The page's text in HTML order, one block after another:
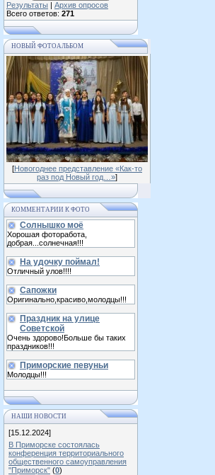
Результаты | Архив опросов
Всего ответов: 271
НОВЫЙ ФОТОАЛЬБОМ
[Новогоднее представление «Как-то
раз под Новый год…»]
КОММЕНТАРИИ К ФОТО
Солнышко моё
Хорошая фоторабота,
добрая...солнечная!!!
На удочку поймал!
Отличный улов!!!!
Сапожки
Оригинально,красиво,молодцы!!!
Праздник на улице
Советской
Очень здорово!Больше бы таких
праздников!!!
Приморские певуньи
Молодцы!!!
НАШИ НОВОСТИ
[15.12.2024]
В Приморске состоялась
конференция территориального
общественного самоуправления
"Приморск" (0)